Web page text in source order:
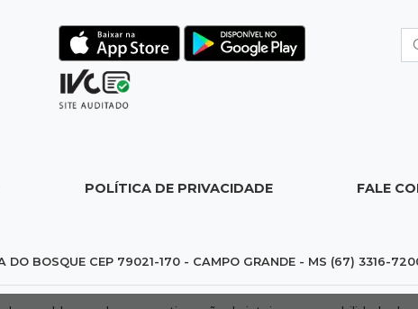
POLÍTICA DE PRIVACIDADE FALE
DO BOSQUE CEP 79021-170 - CAMPO GRANDE - MS (67) 3316-